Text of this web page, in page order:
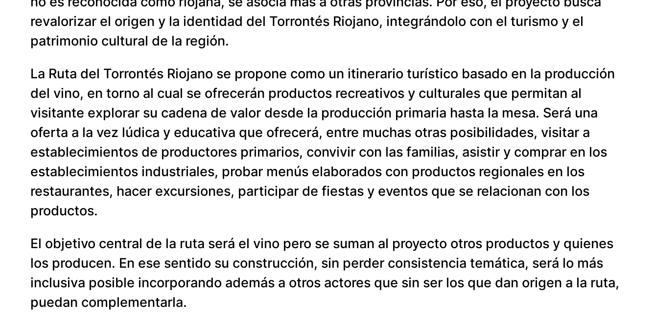
revalorizar el origen y la identidad del Torrontés Riojano, integrándolo con el turismo y el
patrimonio cultural de la región.
La Ruta del Torrontés Riojano se propone como un itinerario turístico basado en la producción
del vino, en torno al cual se ofrecerán productos recreativos y culturales que permitan al
visitante explorar su cadena de valor desde la producción primaria hasta la mesa. Será una
oferta a la vez lúdica y educativa que ofrecerá, entre muchas otras posibilidades, visitar a
establecimientos de productores primarios, convivir con las familias, asistir y comprar en los
establecimientos industriales, probar menús elaborados con productos regionales en los
restaurantes, hacer excursiones, participar de fiestas y eventos que se relacionan con los
productos.
El objetivo central de la ruta será el vino pero se suman al proyecto otros productos y quienes
los producen. En ese sentido su construcción, sin perder consistencia temática, será lo más
inclusiva posible incorporando además a otros actores que sin ser los que dan origen a la ruta,
puedan complementarla.